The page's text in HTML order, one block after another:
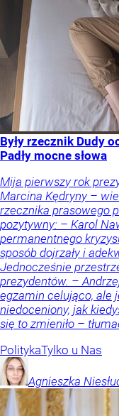
Były rzecznik Dudy
Padły mocne słowa
Mija pierwszy rok
Marcina Kędryny –
rzecznika prasowego
pozytywny: – Karol
permanentnego
sposób dojrzały i
Jednocześnie
prezydentów. –
egzamin celująco, ale
niedoceniony, jak
się to zmieniło –
PolitykaTylko u Nas
Agnieszka